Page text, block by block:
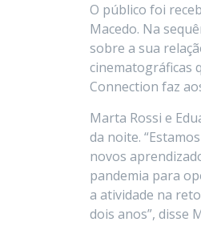
O público foi
Macedo. Na
sobre a sua
cinematográficas
Connection faz
Marta Rossi e
da noite.
novos
pandemia para
a atividade na
dois anos”, disse